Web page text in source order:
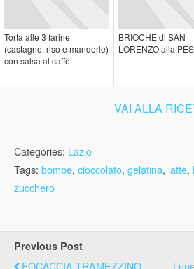
Torta alle 3 farine
(castagne, riso e mandorle)
con salsa al caffè
BRIOCHE di SAN
LORENZO alla
VAI ALLA
Categories: Lazio
Tags: bombe, cioccolato, gelatina, latte,
zucchero
Previous Post
FOCACCIA TRAMEZZINO